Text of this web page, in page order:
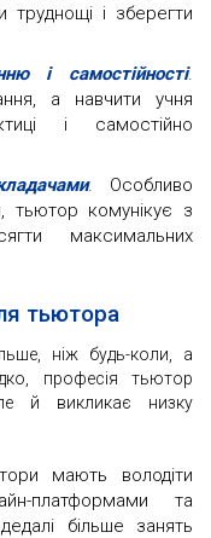
труднощі і зберегти
і самостійності.
а навчити учня
і самостійно
. Особливо
тьютор комунікує з
максимальних
тьютора
ніж будь-коли, а
професія тьютор
й викликає низку
мають володіти
платформами та
більше занять